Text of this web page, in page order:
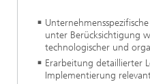
unter Berücksichtigung
technologischer und
Erarbeitung detaillierter
Implementierung